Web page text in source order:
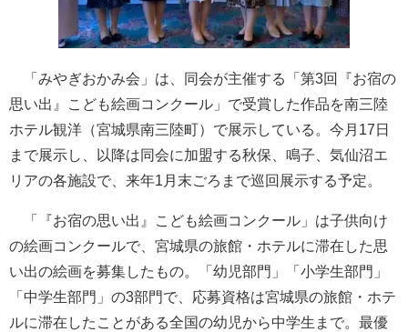
「みやぎおかみ会」は、同会が主催する「第3回『お宿の
思い出』こども絵画コンクール」で受賞した作品を南三陸
ホテル観洋（宮城県南三陸町）で展示している。今月17日
まで展示し、以降は同会に加盟する秋保、鳴子、気仙沼エ
リアの各施設で、来年1月末ごろまで巡回展示する予定。
「『お宿の思い出』こども絵画コンクール」は子供向け
の絵画コンクールで、宮城県の旅館・ホテルに滞在した思
い出の絵画を募集したもの。「幼児部門」「小学生部門」
「中学生部門」の3部門で、応募資格は宮城県の旅館・ホテ
ルに滞在したことがある全国の幼児から中学生まで。最優